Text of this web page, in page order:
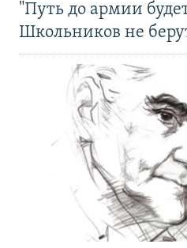
"Путь до армии
Школьников не